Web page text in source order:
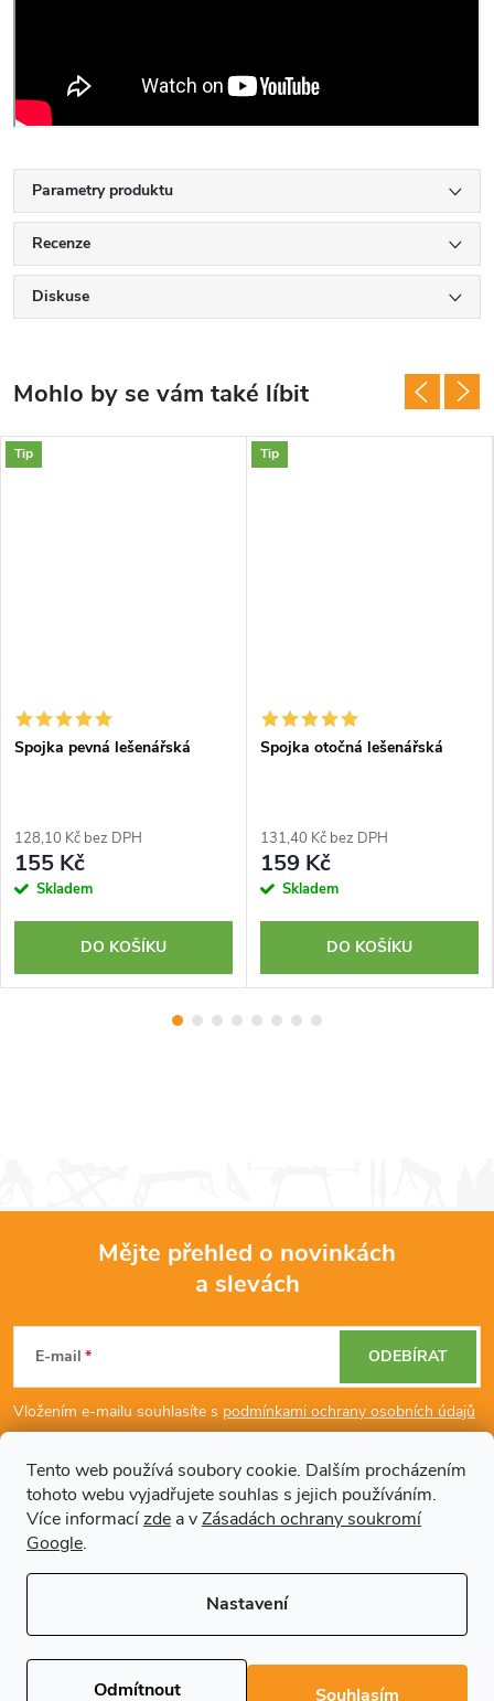
Tento web používá soubory cookie. Dalším procházením
tohoto webu vyjadřujete souhlas s jejich používáním.
Více informacízde a vZásadách ochrany soukromí
Google.
Nastavení
Odmítnout Souhlasím
Parametry produktu
Recenze
Diskuse
Tip
Spojka pevná lešenářská
128,10 Kč bez DPH
155 Kč
Skladem
DO KOŠÍKU
Tip
Spojka otočná lešenářská
131,40 Kč bez DPH
159 Kč
Skladem
DO KOŠÍKU
p
Mějte přehled o novinkách
a slevách
E-mail
Vložením e-mailu souhlasíte s podmínkami ochrany osobních údajů
ODEBÍRAT
Dodatečné informace
Copyright 2026Regals.cz. Všechna práva vyhrazena.Upravit nastavení
cookies